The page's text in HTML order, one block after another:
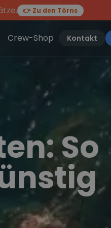
👉 Zu den Törns
Törn!
des Jahres, sei dabei.
Crew-Shop Kontakt
So